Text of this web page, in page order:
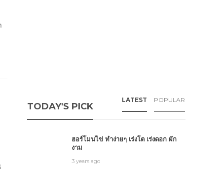
TODAY'S PICK
LATEST POPULAR
ฮอร์โมนไข่ ทำง่ายๆ เร่งโต เร่งดอก ผัก
งาม
3 years ago